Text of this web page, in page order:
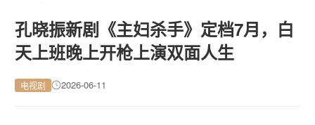
孔晓振新剧《主妇杀手》定档7月，白
天上班晚上开枪上演双面人生
电视剧 2026-06-11